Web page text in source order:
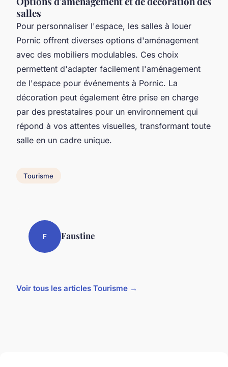
salles
Pour personnaliser l'espace, les salles à louer
Pornic offrent diverses options d'aménagement
avec des mobiliers modulables. Ces choix
permettent d'adapter facilement l'aménagement
de l'espace pour événements à Pornic. La
décoration peut également être prise en charge
par des prestataires pour un environnement qui
répond à vos attentes visuelles, transformant toute
salle en un cadre unique.
Tourisme
F Faustine
Voir tous les articles Tourisme →